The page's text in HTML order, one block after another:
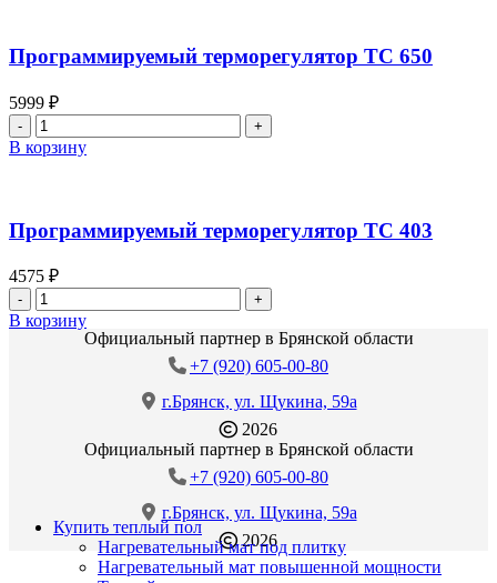
101
Программируемый терморегулятор ТС 650
5999 ₽
Количество
товара
Программируемый
В корзину
Программируемый терморегулятор ТС 403
4575 ₽
Количество
товара
Программируемый
В корзину
Официальный партнер в Брянской области
+7 (920) 605-00-80
г.Брянск, ул. Щукина, 59а
2026
Официальный партнер в Брянской области
+7 (920) 605-00-80
г.Брянск, ул. Щукина, 59а
2026
Купить теплый пол
Нагревательный мат под плитку
Нагревательный мат повышенной мощности